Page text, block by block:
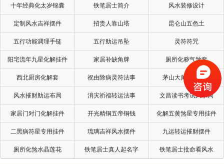
十年经典化太岁锦囊 铁笔居士简介 风水装修设计
定制风水吉祥摆件 招贵人靠山塔 昆仑山五色土
五行功能调理手链 五行助运吊坠 灵符符咒
阳宅流年九星化解挂件 家居补缺角牌 厕所化秽气煞套
西北厨房化解套 祝由除病灵符法事 茅山大师风水挂画
风水摧财助运布局 消灾祈福转运法事 文昌读书考试风水局
家居门对门化解挂件 开光精铜五帝铜钱 化解五黄煞星专用挂件
二黑病符星专用挂件 琉璃吉祥风水摆件 九运转运摧财摆件
厕所化煞水晶莲花 铁笔居士真人起名字 铁笔居士批命看风水